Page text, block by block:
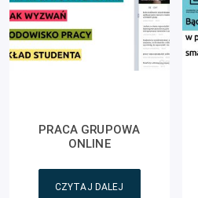
PRACA GRUPOWA
ONLINE
CZYTAJ DALEJ